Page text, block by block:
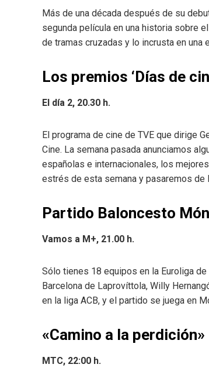
Más de una década después de su
segunda película en una historia sobre
de tramas cruzadas y lo incrusta en una
Los premios ‘Días de
El día 2, 20.30 h.
El programa de cine de TVE que dirige
Cine. La semana pasada anunciamos
españolas e internacionales, los
estrés de esta semana y pasaremos de
Partido Baloncesto
Vamos a M+, 21.00 h.
Sólo tienes 18 equipos en la Euroliga
Barcelona de Laprovíttola, Willy
en la liga ACB, y el partido se juega en
«Camino a la perdición»
MTC, 22:00 h.